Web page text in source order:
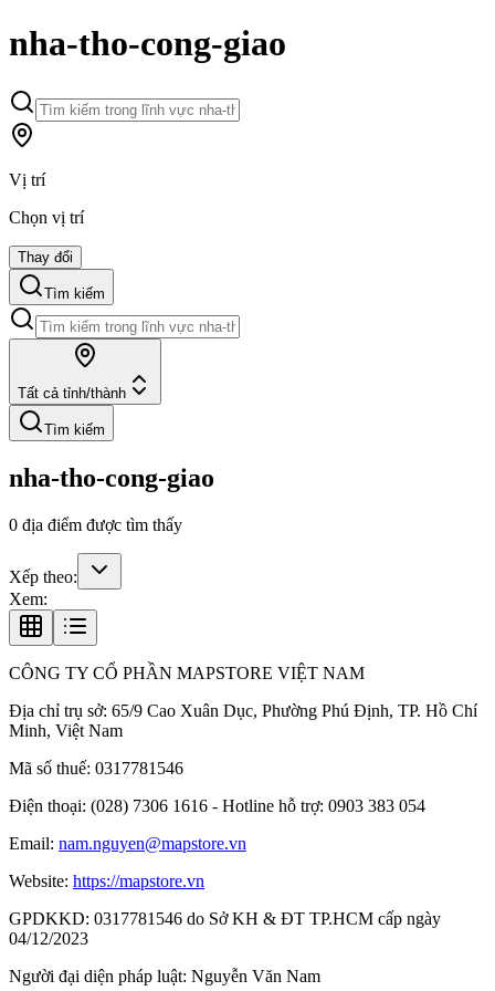
nha-tho-cong-giao
Vị trí
Chọn vị trí
Thay đổi
Tìm kiếm
Tất cả tỉnh/thành
Tìm kiếm
nha-tho-cong-giao
0 địa điểm được tìm thấy
Xếp theo:
Xem:
CÔNG TY CỔ PHẦN MAPSTORE VIỆT NAM
Địa chỉ trụ sở: 65/9 Cao Xuân Dục, Phường Phú Định, TP. Hồ Chí
Minh, Việt Nam
Mã số thuế: 0317781546
Điện thoại: (028) 7306 1616 - Hotline hỗ trợ: 0903 383 054
Email: nam.nguyen@mapstore.vn
Website: https://mapstore.vn
GPDKKD: 0317781546 do Sở KH & ĐT TP.HCM cấp ngày
04/12/2023
Người đại diện pháp luật: Nguyễn Văn Nam